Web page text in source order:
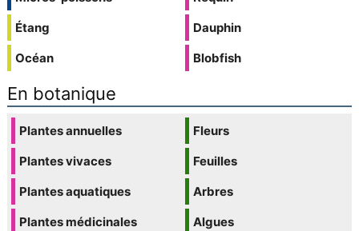
Étang
Océan
Dauphin
Blobfish
En botanique
Plantes annuelles
Plantes vivaces
Plantes aquatiques
Plantes médicinales
Fleurs
Feuilles
Arbres
Algues